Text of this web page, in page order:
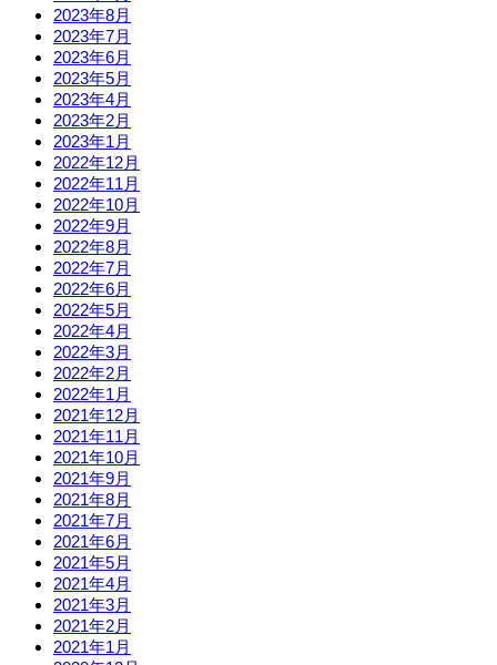
2023年8月
2023年7月
2023年6月
2023年5月
2023年4月
2023年2月
2023年1月
2022年12月
2022年11月
2022年10月
2022年9月
2022年8月
2022年7月
2022年6月
2022年5月
2022年4月
2022年3月
2022年2月
2022年1月
2021年12月
2021年11月
2021年10月
2021年9月
2021年8月
2021年7月
2021年6月
2021年5月
2021年4月
2021年3月
2021年2月
2021年1月